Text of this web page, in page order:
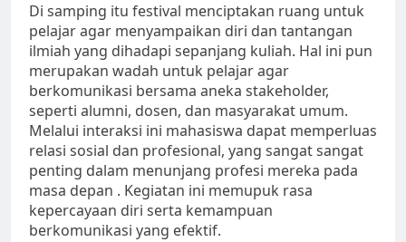
Di samping itu festival menciptakan ruang untuk
pelajar agar menyampaikan diri dan tantangan
ilmiah yang dihadapi sepanjang kuliah. Hal ini pun
merupakan wadah untuk pelajar agar
berkomunikasi bersama aneka stakeholder,
seperti alumni, dosen, dan masyarakat umum.
Melalui interaksi ini mahasiswa dapat memperluas
relasi sosial dan profesional, yang sangat sangat
penting dalam menunjang profesi mereka pada
masa depan . Kegiatan ini memupuk rasa
kepercayaan diri serta kemampuan
berkomunikasi yang efektif.